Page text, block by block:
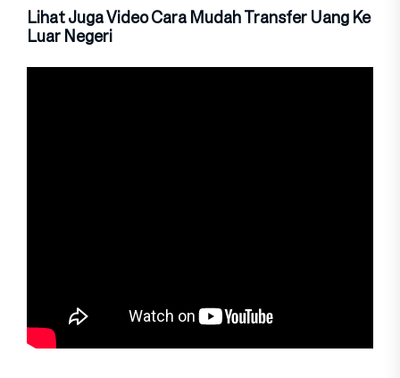
Lihat Juga Video Cara Mudah Transfer Uang Ke
Luar Negeri